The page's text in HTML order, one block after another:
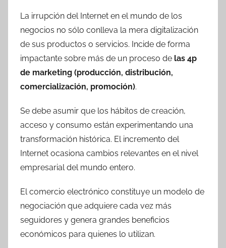
La irrupción del Internet en el mundo de los
negocios no sólo conlleva la mera digitalización
de sus productos o servicios. Incide de forma
impactante sobre más de un proceso de las 4p
de marketing (producción, distribución,
comercialización, promoción).
Se debe asumir que los hábitos de creación,
acceso y consumo están experimentando una
transformación histórica. El incremento del
Internet ocasiona cambios relevantes en el nivel
empresarial del mundo entero.
El comercio electrónico constituye un modelo de
negociación que adquiere cada vez más
seguidores y genera grandes beneficios
económicos para quienes lo utilizan.